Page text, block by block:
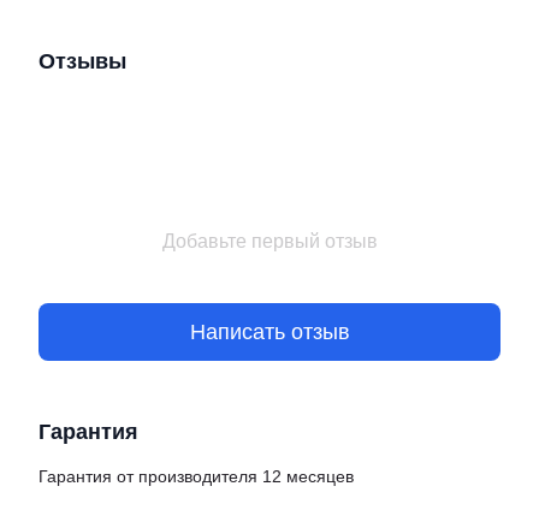
Отзывы
Добавьте первый отзыв
Написать отзыв
Гарантия
Гарантия от производителя 12 месяцев